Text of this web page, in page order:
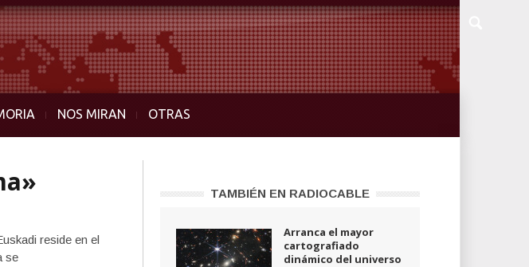
NOS MIRAN OTRAS
reside en el
se
TAMBIÉN EN RADIOCABLE
Arranca el mayor
cartografiado
dinámico del universo